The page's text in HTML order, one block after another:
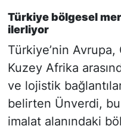
Türkiye bölgesel
ilerliyor
Türkiye’nin
Kuzey Afrika
ve lojistik
belirten Ünverdi,
imalat alanındaki